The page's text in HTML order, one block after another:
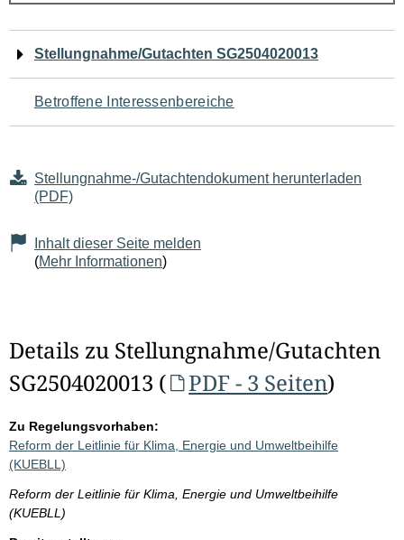
Navigation
für
den
Seiteninhalt
Stellungnahme/Gutachten SG2504020013
Betroffene Interessenbereiche
Stellungnahme-/Gutachtendokument herunterladen
(PDF)
Inhalt dieser Seite melden
(Mehr Informationen)
Details zu Stellungnahme/Gutachten
SG2504020013 (
PDF - 3 Seiten)
Zu Regelungsvorhaben:
Reform der Leitlinie für Klima, Energie und Umweltbeihilfe
(KUEBLL)
Reform der Leitlinie für Klima, Energie und Umweltbeihilfe
(KUEBLL)